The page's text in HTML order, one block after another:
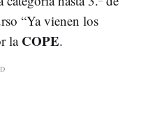
“Ya vienen los
laCOPE.